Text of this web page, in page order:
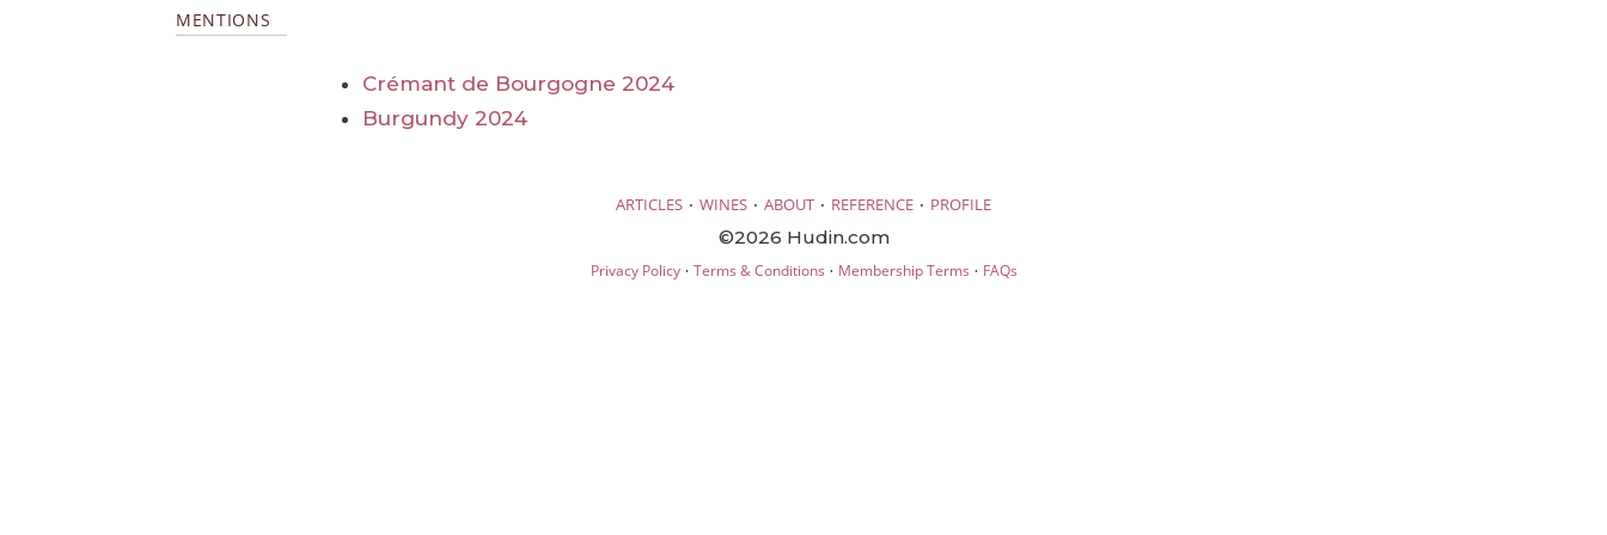
MENTIONS
Crémant de Bourgogne 2024
Burgundy 2024
ARTICLES · WINES · ABOUT · REFERENCE · PROFILE
©2026 Hudin.com
Privacy Policy· Terms & Conditions · Membership Terms · FAQs